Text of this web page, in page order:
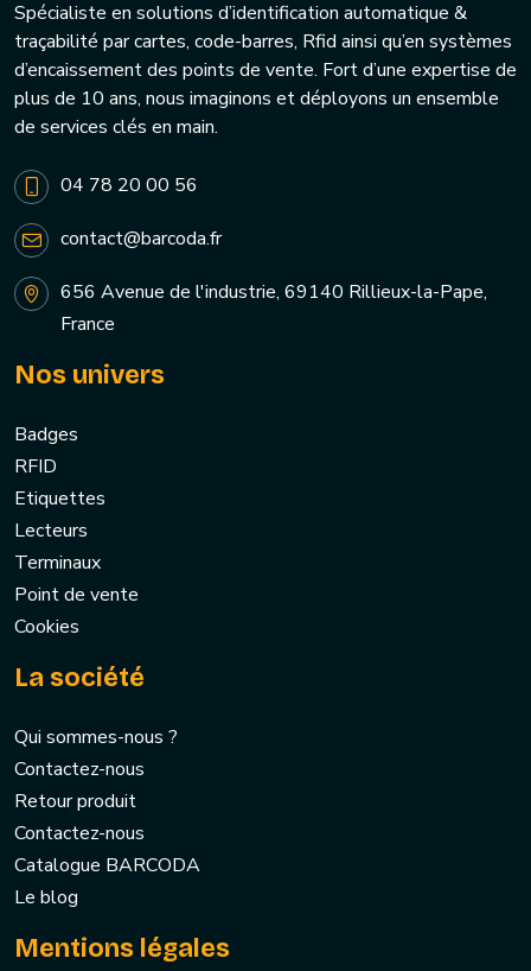
Spécialiste en solutions d’identification automatique &
traçabilité par cartes, code-barres, Rfid ainsi qu’en systèmes
d’encaissement des points de vente. Fort d’une expertise de
plus de 10 ans, nous imaginons et déployons un ensemble
de services clés en main.
04 78 20 00 56
contact@barcoda.fr
656 Avenue de l'industrie, 69140 Rillieux-la-Pape,
France
Nos univers
Badges
RFID
Etiquettes
Lecteurs
Terminaux
Point de vente
Cookies
La société
Qui sommes-nous ?
Contactez-nous
Retour produit
Contactez-nous
Catalogue BARCODA
Le blog
Mentions légales